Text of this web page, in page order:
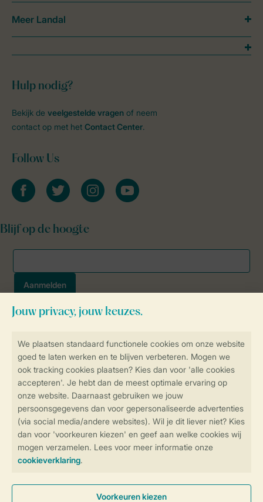
Controle over jouw gegevens &
privacy
SSL certificaat
Veilige gegevensoverdracht
Veilige betaling
Hulp nodig?
Bekijk de veelgestelde vragen of neem
contact op met het Contact Center.
Follow Us
facebooktwitter instagramyoutube
Blijf op de hoogte
Meer Landal